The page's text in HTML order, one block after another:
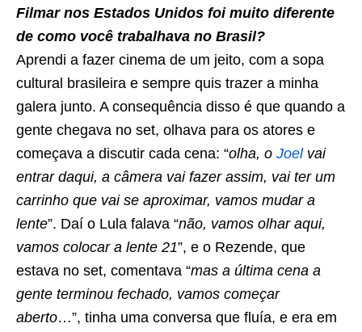
Filmar nos Estados Unidos foi muito diferente
de como você trabalhava no Brasil?
Aprendi a fazer cinema de um jeito, com a sopa
cultural brasileira e sempre quis trazer a minha
galera junto. A consequência disso é que quando a
gente chegava no set, olhava para os atores e
começava a discutir cada cena: “olha, o Joelvai
entrar daqui, a câmera vai fazer assim, vai ter um
carrinho que vai se aproximar, vamos mudar a
lente”. Daí o Lula falava “não, vamos olhar aqui,
vamos colocar a lente 21”, e o Rezende, que
estava no set, comentava “mas a última cena a
gente terminou fechado, vamos começar
aberto…”, tinha uma conversa que fluía, e era em